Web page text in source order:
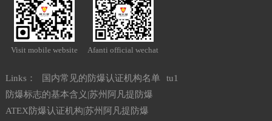
Visit mobile website Afanti official wechat
Links： 国内常见的防爆认证机构名单
tu1
防爆标志的基本含义|苏州阿凡提防爆
ATEX防爆认证机构|苏州阿凡提防爆